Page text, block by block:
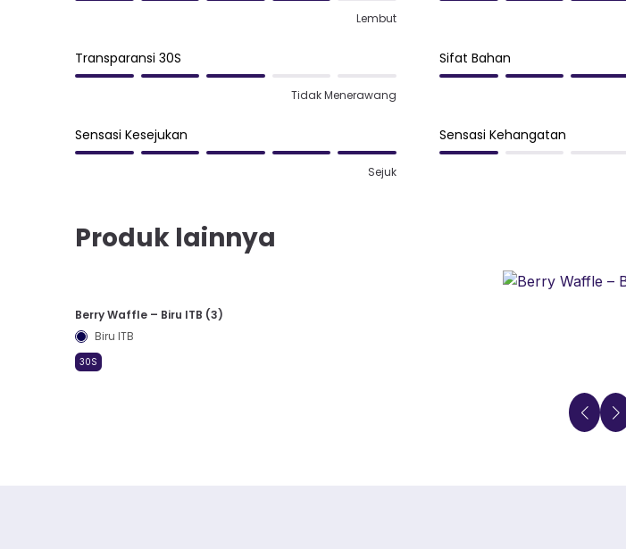
Lembut
Transparansi 30S
Tidak Menerawang
Sifat Bahan
Sensasi Kesejukan
Sejuk
Sensasi Kehangatan
Produk lainnya
Berry Waffle – Biru ITB (3)
Biru ITB
30S